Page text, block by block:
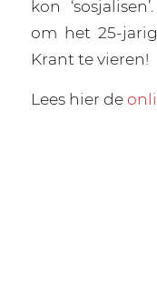
kon
om het 25-
Krant te vieren!
Lees hier de